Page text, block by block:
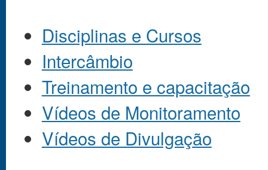
Disciplinas e Cursos
Intercâmbio
Treinamento e capacitação
Vídeos de Monitoramento
Vídeos de Divulgação